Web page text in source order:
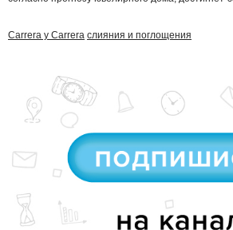
Carrera y Carrera слияния и поглощения